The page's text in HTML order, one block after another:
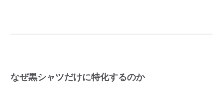
なぜ黒シャツだけに特化するのか